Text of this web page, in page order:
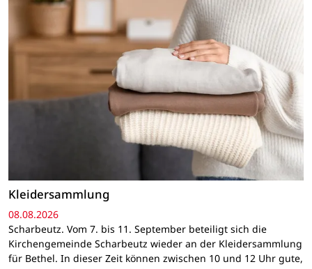
Kleidersammlung
08.08.2026
Scharbeutz. Vom 7. bis 11. September beteiligt sich die
Kirchengemeinde Scharbeutz wieder an der Kleidersammlung
für Bethel. In dieser Zeit können zwischen 10 und 12 Uhr gute,